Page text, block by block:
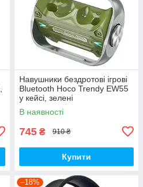
Навушники бездротові ігрові
Bluetooth Hoco Trendy EW55
у кейсі, зелені
В наявності
745 ₴ 910 ₴
Купити
–18%